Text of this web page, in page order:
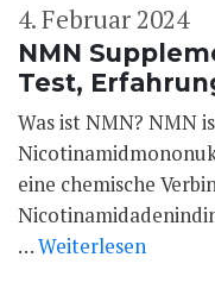
NMN
Test,
4. Februar 2024
Was ist NMN? NMN
eine chemische
…Weiterlesen